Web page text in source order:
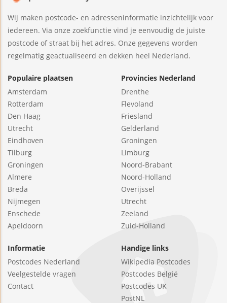
Wij maken postcode- en adresseninformatie inzichtelijk voor
iedereen. Via onze zoekfunctie vind je eenvoudig de juiste
postcode of straat bij het adres. Onze gegevens worden
regelmatig geactualiseerd en dekken heel Nederland.
Populaire plaatsen
Amsterdam
Rotterdam
Den Haag
Utrecht
Eindhoven
Tilburg
Groningen
Almere
Breda
Nijmegen
Enschede
Apeldoorn
Provincies Nederland
Drenthe
Flevoland
Friesland
Gelderland
Groningen
Limburg
Noord-Brabant
Noord-Holland
Overijssel
Utrecht
Zeeland
Zuid-Holland
Informatie
Postcodes Nederland
Veelgestelde vragen
Contact
Handige links
Wikipedia Postcodes
Postcodes België
Postcodes UK
PostNL